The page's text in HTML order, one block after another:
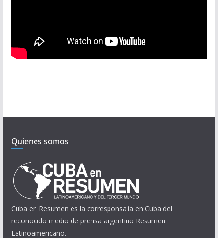
Quienes somos
Cuba en Resumen es la corresponsalía en Cuba del
reconocido medio de prensa argentino Resumen
Latinoamericano.